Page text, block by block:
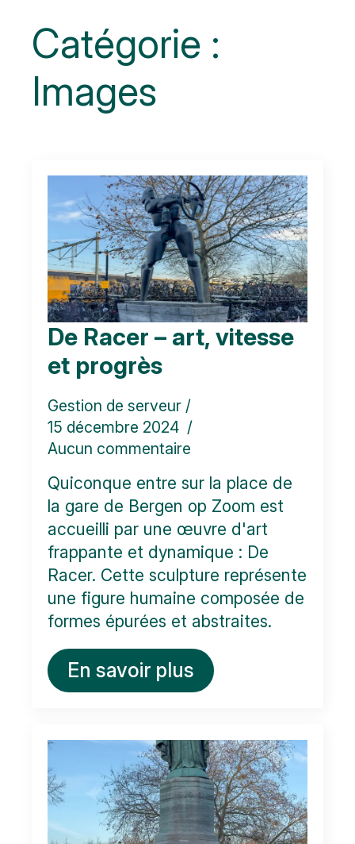
Catégorie :
Images
De Racer – art, vitesse
et progrès
Gestion de serveur
15 décembre 2024
Aucun commentaire
Quiconque entre sur la place de
la gare de Bergen op Zoom est
accueilli par une œuvre d'art
frappante et dynamique : De
Racer. Cette sculpture représente
une figure humaine composée de
formes épurées et abstraites.
En savoir plus